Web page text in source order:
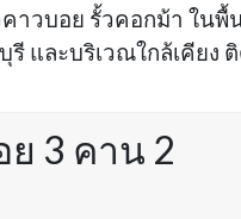
าวบอย รั้วคอกม้า ในพื้
รี และบริเวณใกล้เคียง
3 คาน 2